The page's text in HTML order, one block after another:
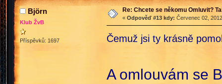
Björn
Klub ŽvB
Příspěvků: 1697
Re: Chcete se někomu Omluvit?
« Odpověď #13 kdy: Červenec 02,
Čemuž jsi ty krásně
A omlouvám se